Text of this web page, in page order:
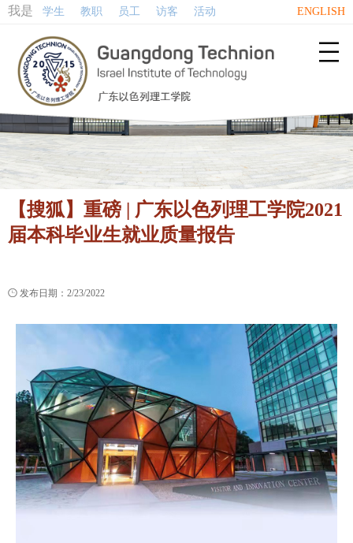
我是 学生 教职 员工 访客 活动 ENGLISH

【搜狐】重磅 | 广东以色列理工学院2021
届本科毕业生就业质量报告
 发布日期：2/23/2022